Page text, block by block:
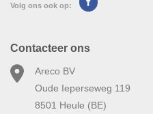
Volg ons ook op:
Contacteer ons
Areco BV
Oude Ieperseweg 119
8501 Heule (BE)